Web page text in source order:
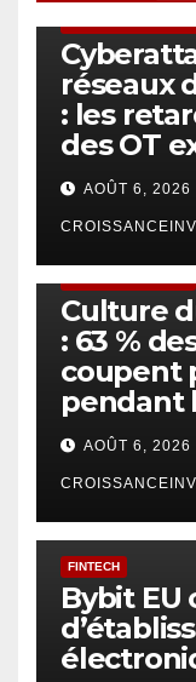
réseaux
: les
des OT
AOÛT 6, 2026
Culture
: 63 %
coupent
pendant
AOÛT 6, 2026
FINTECH
Bybit EU